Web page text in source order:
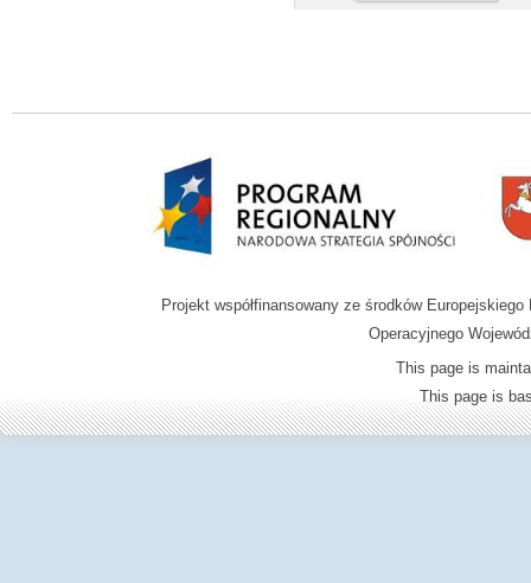
Projekt współfinansowany ze środków
Operacyjnego
This page is
This page is